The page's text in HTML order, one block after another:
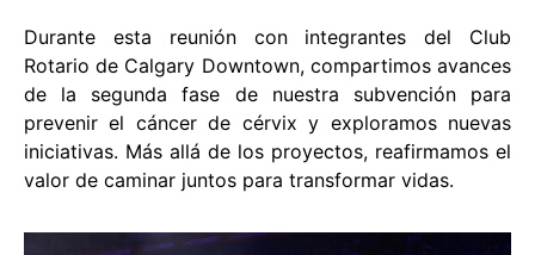
Durante esta reunión con integrantes del Club
Rotario de Calgary Downtown, compartimos avances
de la segunda fase de nuestra subvención para
prevenir el cáncer de cérvix y exploramos nuevas
iniciativas. Más allá de los proyectos, reafirmamos el
valor de caminar juntos para transformar vidas.